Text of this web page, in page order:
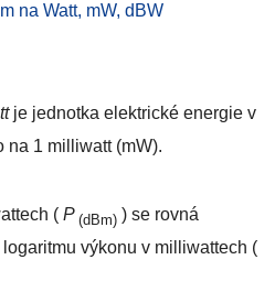
na Watt, mW, dBW
je jednotka elektrické energie v
na 1 milliwatt (mW).
( P (dBm) ) se rovná
výkonu v milliwattech (